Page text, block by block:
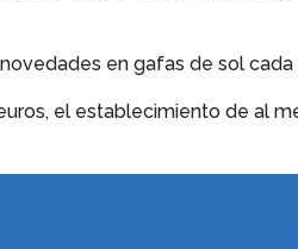
en gafas de sol
el establecimiento de al